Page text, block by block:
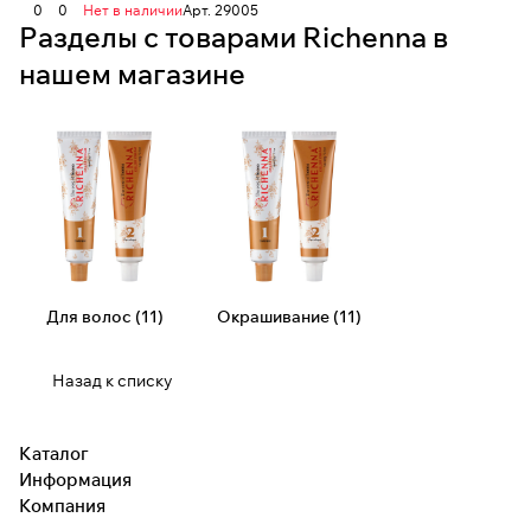
0 0 Нет в наличииАрт. 29005
Разделы с товарами Richenna в
нашем магазине
Для волос (11) Окрашивание (11)
Назад к списку
Каталог
Информация
Компания